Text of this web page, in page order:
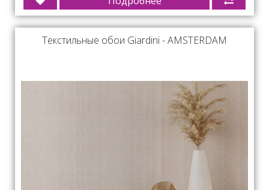
Текстильные обои Giardini - AMSTERDAM